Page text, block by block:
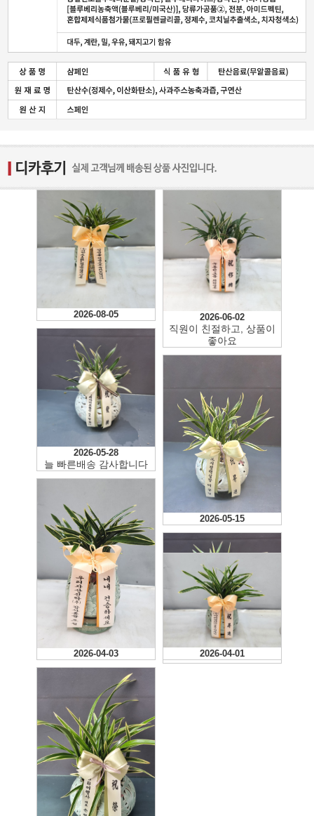
2026-08-05 2026-06-02
직원이 친절하고, 상품이
좋아요
2026-05-28
늘 빠른배송 감사합니다
2026-05-15
2026-04-03 2026-04-01
2026-04-01